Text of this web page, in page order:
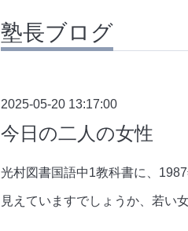
塾長ブログ
2025-05-20 13:17:00
今日の二人の女性
光村図書国語中1教科書に、
見えていますでしょうか、若い